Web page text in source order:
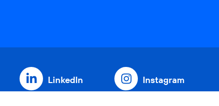
LinkedIn Instagram